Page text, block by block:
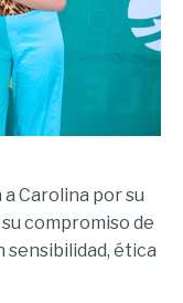
Carolina por su
compromiso de
ética